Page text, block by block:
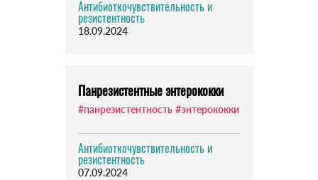
Антибиоткочувствительность и
резистентность
18.09.2024
Панрезистентные энтерококки
#панрезистентность #энтерококки
Антибиоткочувствительность и
резистентность
07.09.2024